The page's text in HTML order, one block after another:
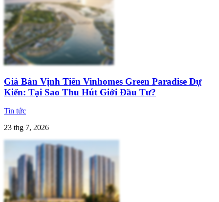
Giá Bán Vịnh Tiên Vinhomes Green Paradise Dự
Kiến: Tại Sao Thu Hút Giới Đầu Tư?
Tin tức
23 thg 7, 2026